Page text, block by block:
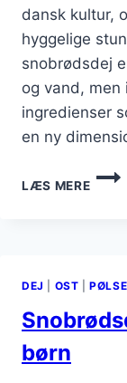
dansk kultur,
hyggelige
snobrødsdej
og vand,
ingredienser
en ny
LÆS MEREMED
DEJ OST |PØLSE
børn